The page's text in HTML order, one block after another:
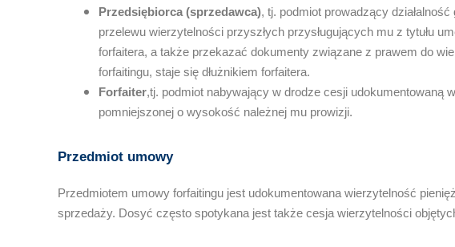
Przedsiębiorca (sprzedawca), tj. podmiot prowadzący
przelewu wierzytelności przyszłych przysługujących mu z tytułu
forfaitera, a także przekazać dokumenty związane z prawem do
forfaitingu, staje się dłużnikiem forfaitera.
Forfaiter,tj. podmiot nabywający w drodze cesji udokumentowaną
pomniejszonej o wysokość należnej mu prowizji.
Przedmiot umowy
Przedmiotem umowy forfaitingu jest udokumentowana wierzytelność
sprzedaży. Dosyć często spotykana jest także cesja wierzytelności